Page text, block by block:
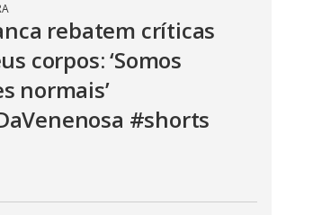
rebatem críticas
corpos: ‘Somos
normais’
#shorts